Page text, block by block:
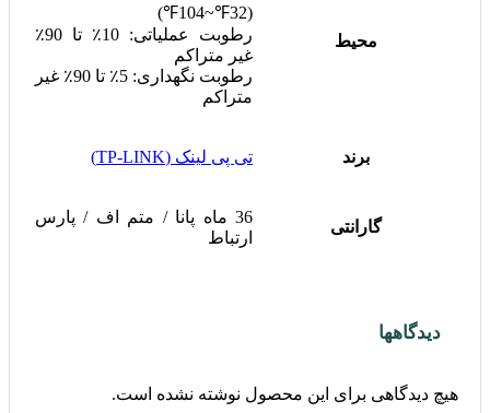
محیط
(32℉~104℉)
رطوبت عملیاتی: 10٪ تا 90٪
غیر متراکم
رطوبت نگهداری: 5٪ تا 90٪ غیر
متراکم
برند تی پی لینک (TP-LINK)
گارانتی
36 ماه پانا / متم اف / پارس
ارتباط
دیدگاهها
هیچ دیدگاهی برای این محصول نوشته نشده است.